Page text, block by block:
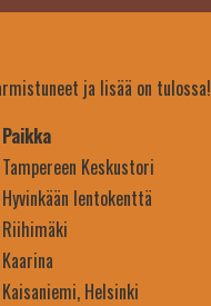
ja lisää on tulossa!
Paikka
Tampereen Keskustori
Hyvinkään lentokenttä
Riihimäki
Kaarina
Kaisaniemi, Helsinki